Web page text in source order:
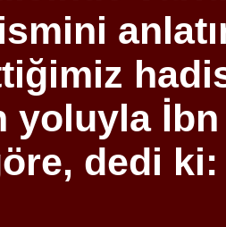
yoluyla İbn
dedi ki: